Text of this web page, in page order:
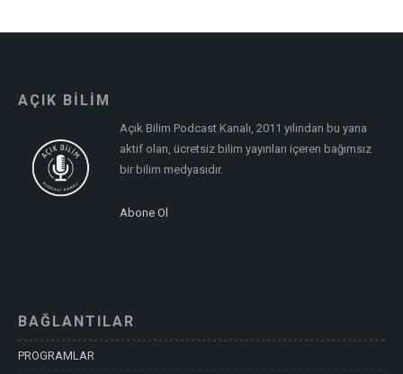
AÇIK BİLİM
Açık Bilim Podcast Kanalı, 2011 yılından bu yana
aktif olan, ücretsiz bilim yayınları içeren bağımsız
bir bilim medyasıdır.
Abone Ol
BAĞLANTILAR
PROGRAMLAR